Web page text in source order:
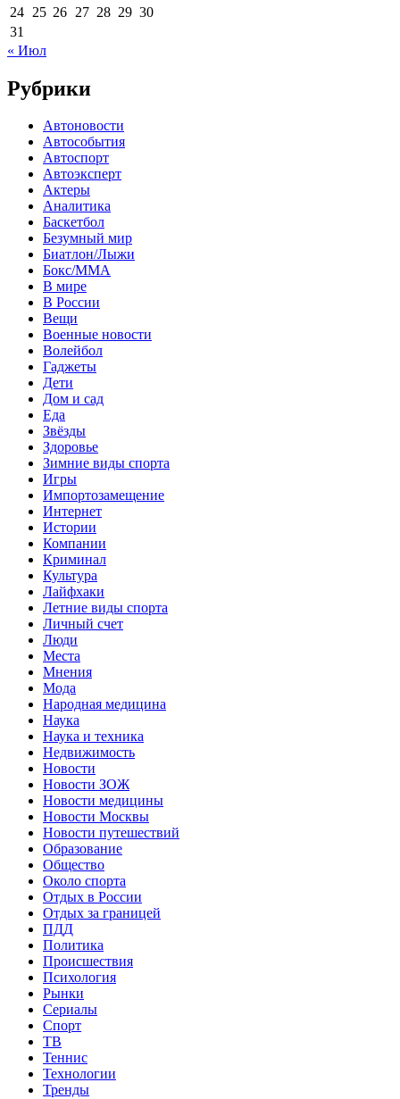
24 25 26 27 28 29 30
31
« Июл
Рубрики
Автоновости
Автособытия
Автоспорт
Автоэксперт
Актеры
Аналитика
Баскетбол
Безумный мир
Биатлон/Лыжи
Бокс/MMA
В мире
В России
Вещи
Военные новости
Волейбол
Гаджеты
Дети
Дом и сад
Еда
Звёзды
Здоровье
Зимние виды спорта
Игры
Импортозамещение
Интернет
Истории
Компании
Криминал
Культура
Лайфхаки
Летние виды спорта
Личный счет
Люди
Места
Мнения
Мода
Народная медицина
Наука
Наука и техника
Недвижимость
Новости
Новости ЗОЖ
Новости медицины
Новости Москвы
Новости путешествий
Образование
Общество
Около спорта
Отдых в России
Отдых за границей
ПДД
Политика
Происшествия
Психология
Рынки
Сериалы
Спорт
ТВ
Теннис
Технологии
Тренды